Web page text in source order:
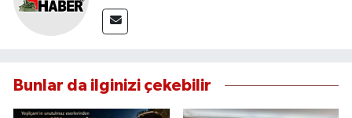
Bunlar da ilginizi çekebilir